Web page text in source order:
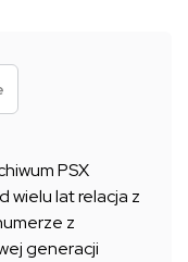
PSX
wielu lat relacja z
z
generacji